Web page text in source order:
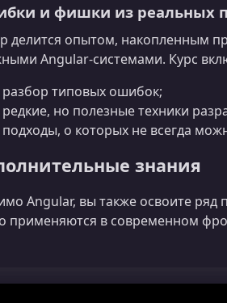
и фишки из реальных
делится опытом, накопленным
Angular‑системами. Курс
разбор типовых ошибок;
редкие, но полезные техники
подходы, о которых не всегда
знания
Angular, вы также освоите ряд
применяются в современном